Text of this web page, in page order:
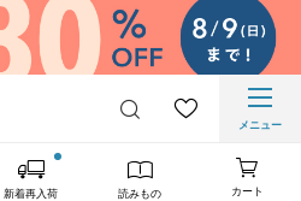
メニュー
新着再入荷 読みもの カート